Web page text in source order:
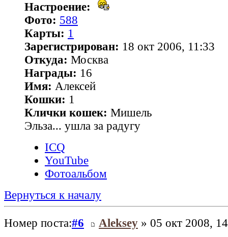
Настроение:
Фото: 588
Карты: 1
Зарегистрирован: 18 окт 2006, 11:33
Откуда: Москва
Награды: 16
Имя: Алексей
Кошки: 1
Клички кошек: Мишель
Эльза... ушла за радугу
ICQ
YouTube
Фотоальбом
Вернуться к началу
Номер поста:#6 Aleksey » 05 окт 2008,